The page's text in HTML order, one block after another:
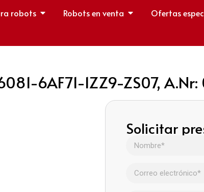
robots Robots en venta
Ofertas
6AF71-1ZZ9-ZS07,
Solicitar